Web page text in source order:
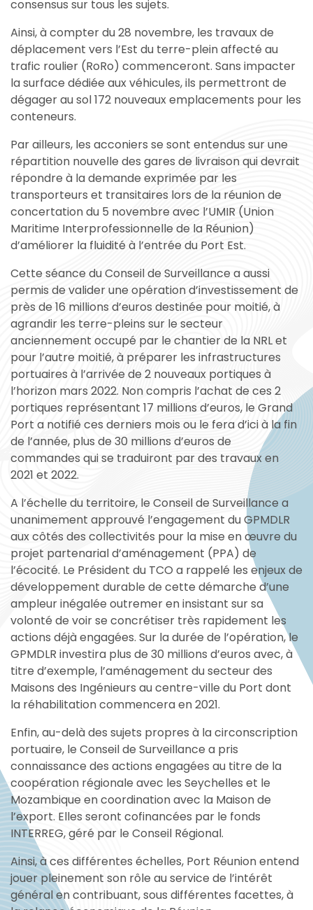
consensus sur tous les sujets.
Ainsi, à compter du 28 novembre, les travaux de
déplacement vers l’Est du terre-plein affecté au
trafic roulier (RoRo) commenceront. Sans impacter
la surface dédiée aux véhicules, ils permettront de
dégager au sol 172 nouveaux emplacements pour les
conteneurs.
Par ailleurs, les acconiers se sont entendus sur une
répartition nouvelle des gares de livraison qui devrait
répondre à la demande exprimée par les
transporteurs et transitaires lors de la réunion de
concertation du 5 novembre avec l’UMIR (Union
Maritime Interprofessionnelle de la Réunion)
d’améliorer la fluidité à l’entrée du Port Est.
Cette séance du Conseil de Surveillance a aussi
permis de valider une opération d’investissement de
près de 16 millions d’euros destinée pour moitié, à
agrandir les terre-pleins sur le secteur
anciennement occupé par le chantier de la NRL et
pour l’autre moitié, à préparer les infrastructures
portuaires à l’arrivée de 2 nouveaux portiques à
l’horizon mars 2022. Non compris l’achat de ces 2
portiques représentant 17 millions d’euros, le Grand
Port a notifié ces derniers mois ou le fera d’ici à la fin
de l’année, plus de 30 millions d’euros de
commandes qui se traduiront par des travaux en
2021 et 2022.
A l’échelle du territoire, le Conseil de Surveillance a
unanimement approuvé l’engagement du GPMDLR
aux côtés des collectivités pour la mise en œuvre du
projet partenarial d’aménagement (PPA) de
l’écocité. Le Président du TCO a rappelé les enjeux de
développement durable de cette démarche d’une
ampleur inégalée outremer en insistant sur sa
volonté de voir se concrétiser très rapidement les
actions déjà engagées. Sur la durée de l’opération, le
GPMDLR investira plus de 30 millions d’euros avec, à
titre d’exemple, l’aménagement du secteur des
Maisons des Ingénieurs au centre-ville du Port dont
la réhabilitation commencera en 2021.
Enfin, au-delà des sujets propres à la circonscription
portuaire, le Conseil de Surveillance a pris
connaissance des actions engagées au titre de la
coopération régionale avec les Seychelles et le
Mozambique en coordination avec la Maison de
l’export. Elles seront cofinancées par le fonds
INTERREG, géré par le Conseil Régional.
Ainsi, à ces différentes échelles, Port Réunion entend
jouer pleinement son rôle au service de l’intérêt
général en contribuant, sous différentes facettes, à